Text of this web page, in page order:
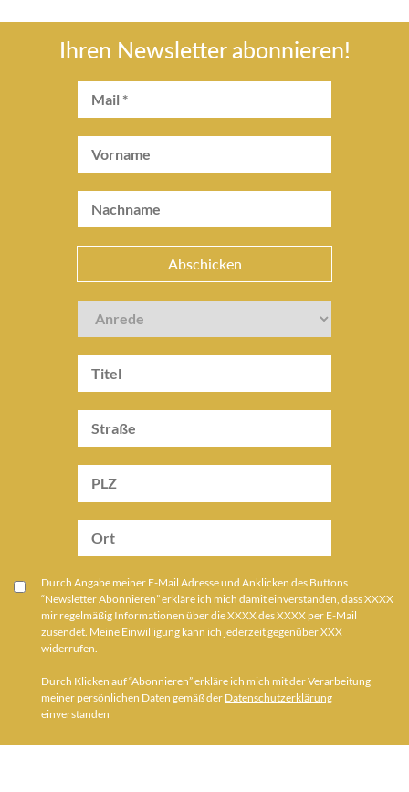
Ihren Newsletter abonnieren!
Durch Angabe meiner E-Mail Adresse und Anklicken des Buttons
“Newsletter Abonnieren” erkläre ich mich damit einverstanden, dass XXXX
mir regelmäßig Informationen über die XXXX des XXXX per E-Mail
zusendet. Meine Einwilligung kann ich jederzeit gegenüber XXX
widerrufen.
Durch Klicken auf “Abonnieren” erkläre ich mich mit der Verarbeitung
meiner persönlichen Daten gemäß der Datenschutzerklärung
einverstanden
Abschicken